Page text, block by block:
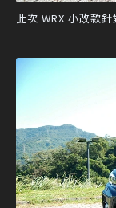
此次 WRX 小改款